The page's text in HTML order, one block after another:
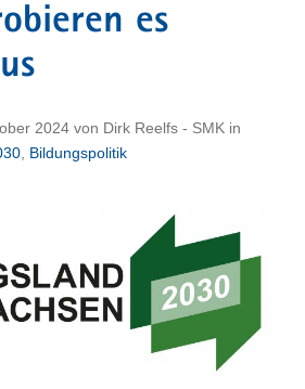
es
2024 von Dirk Reelfs - SMK in
Bildungspolitik